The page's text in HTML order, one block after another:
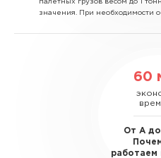
палетных грузов весом до 1
значения. При необходимости
60
От А
работаем